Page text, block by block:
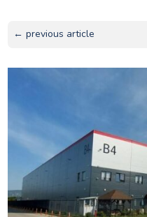
← previous article